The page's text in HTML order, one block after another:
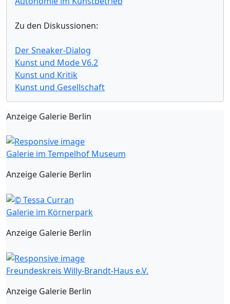
Zu den Diskussionen:
Der Sneaker-Dialog
Kunst und Mode V6.2
Kunst und Kritik
Kunst und Gesellschaft
Anzeige Galerie Berlin
Galerie im Tempelhof Museum
Anzeige Galerie Berlin
Galerie im Körnerpark
Anzeige Galerie Berlin
Freundeskreis Willy-Brandt-Haus e.V.
Anzeige Galerie Berlin